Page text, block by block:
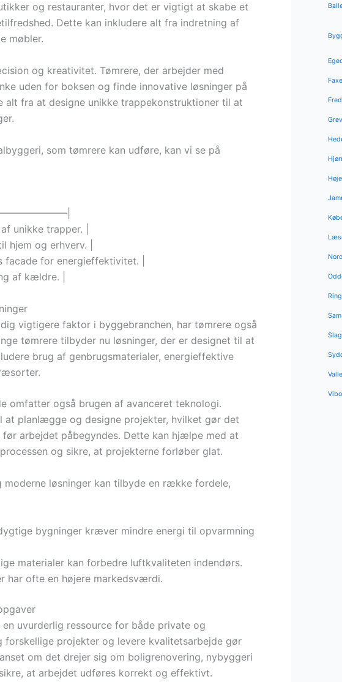
og restauranter, hvor det er vigtigt at skabe et
Dette kan inkludere alt fra indretning af
møbler.
og kreativitet. Tømrere, der arbejder med
uden for boksen og finde innovative løsninger på
alt fra at designe unikke trappekonstruktioner til at
som tømrere kan udføre, kan vi se på
unikke trapper. |
hjem og erhverv. |
facade for energieffektivitet. |
af kældre. |
vigtigere faktor i byggebranchen, har tømrere også
tømrere tilbyder nu løsninger, der er designet til at
brug af genbrugsmaterialer, energieffektive
omfatter også brugen af avanceret teknologi.
planlægge og designe projekter, hvilket gør det
arbejdet påbegyndes. Dette kan hjælpe med at
og sikre, at projekterne forløber glat.
løsninger kan tilbyde en række fordele,
bygninger kræver mindre energi til opvarmning
materialer kan forbedre luftkvaliteten indendørs.
har ofte en højere markedsværdi.
uvurderlig ressource for både private og
forskellige projekter og levere kvalitetsarbejde gør
om det drejer sig om boligrenovering, nybyggeri
at arbejdet udføres korrekt og effektivt.
Faxe